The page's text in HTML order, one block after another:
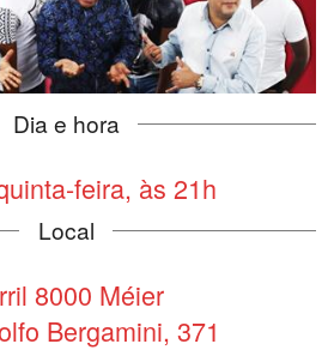
Dia e hora
feira, às 21h
Local
8000 Méier
Bergamini, 371